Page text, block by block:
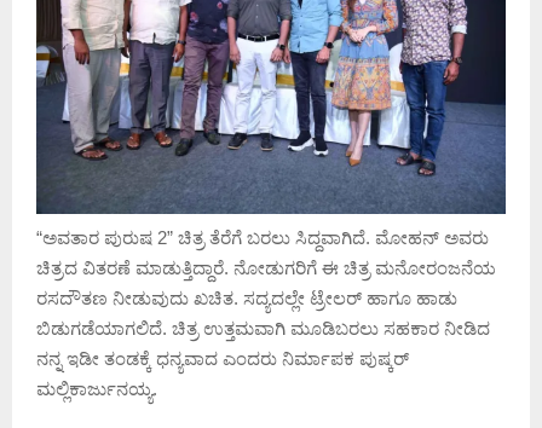
“ಅವತಾರ ಪುರುಷ 2” ಚಿತ್ರ ತೆರೆಗೆ ಬರಲು ಸಿದ್ದವಾಗಿದೆ. ಮೋಹನ್ ಅವರು
ಚಿತ್ರದ ವಿತರಣೆ ಮಾಡುತ್ತಿದ್ದಾರೆ. ನೋಡುಗರಿಗೆ ಈ ಚಿತ್ರ ಮನೋರಂಜನೆಯ
ರಸದೌತಣ ನೀಡುವುದು ಖಚಿತ. ಸದ್ಯದಲ್ಲೇ ಟ್ರೇಲರ್ ಹಾಗೂ ಹಾಡು
ಬಿಡುಗಡೆಯಾಗಲಿದೆ. ಚಿತ್ರ ಉತ್ತಮವಾಗಿ ಮೂಡಿಬರಲು ಸಹಕಾರ ನೀಡಿದ
ನನ್ನ ಇಡೀ ತಂಡಕ್ಕೆ ಧನ್ಯವಾದ ಎಂದರು‌ ನಿರ್ಮಾಪಕ ಪುಷ್ಕರ್
ಮಲ್ಲಿಕಾರ್ಜುನಯ್ಯ.